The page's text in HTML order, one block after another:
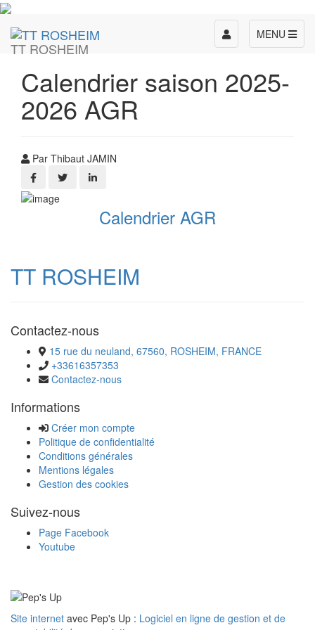
TT ROSHEIM
MENU
Toggle
navigation
Calendrier saison 2025-
2026 AGR
Par Thibaut JAMIN
Calendrier AGR
TT ROSHEIM
Contactez-nous
15 rue du neuland, 67560, ROSHEIM, FRANCE
+33616357353
Contactez-nous
Informations
Créer mon compte
Politique de confidentialité
Conditions générales
Mentions légales
Gestion des cookies
Suivez-nous
Page Facebook
Youtube
Site internet avec Pep's Up : Logiciel en ligne de gestion et de